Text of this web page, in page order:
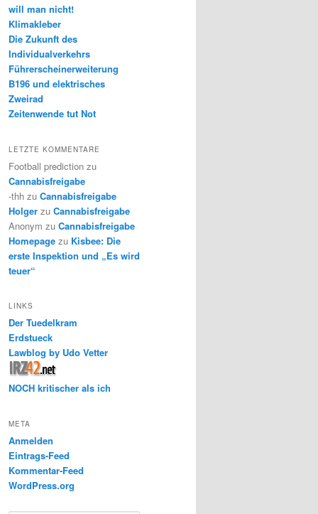
will man nicht!
Klimakleber
Die Zukunft des
Individualverkehrs
Führerscheinerweiterung
B196 und elektrisches
Zweirad
Zeitenwende tut Not
LETZTE KOMMENTARE
Football prediction zu
Cannabisfreigabe
-thh zu Cannabisfreigabe
Holger zu Cannabisfreigabe
Anonym zu Cannabisfreigabe
Homepage zu Kisbee: Die
erste Inspektion und „Es wird
teuer“
LINKS
Der Tuedelkram
Erdstueck
Lawblog by Udo Vetter
NOCH kritischer als ich
META
Anmelden
Eintrags-Feed
Kommentar-Feed
WordPress.org